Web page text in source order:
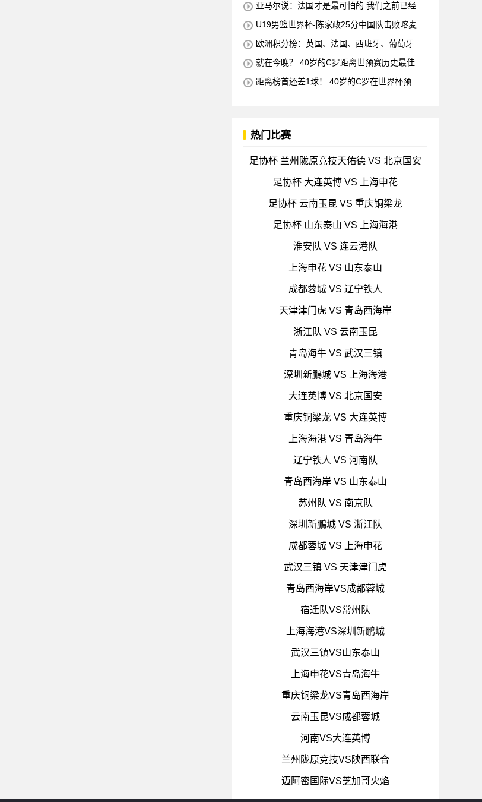
亚马尔说：法国才是最可怕的 我们之前已经消
U19男篮世界杯-陈家政25分中国队击败喀麦隆
欧洲积分榜：英国、法国、西班牙、葡萄牙状
就在今晚？ 40岁的C罗距离世预赛历史最佳射
录
距离榜首还差1球！ 40岁的C罗在世界杯预赛
热门比赛
足协杯 兰州陇原竞技天佑德 VS 北京国安
足协杯 大连英博 VS 上海申花
足协杯 云南玉昆 VS 重庆铜梁龙
足协杯 山东泰山 VS 上海海港
淮安队 VS 连云港队
上海申花 VS 山东泰山
成都蓉城 VS 辽宁铁人
天津津门虎 VS 青岛西海岸
浙江队 VS 云南玉昆
青岛海牛 VS 武汉三镇
深圳新鵬城 VS 上海海港
大连英博 VS 北京国安
重庆铜梁龙 VS 大连英博
上海海港 VS 青岛海牛
辽宁铁人 VS 河南队
青岛西海岸 VS 山东泰山
苏州队 VS 南京队
深圳新鵬城 VS 浙江队
成都蓉城 VS 上海申花
武汉三镇 VS 天津津门虎
青岛西海岸VS成都蓉城
宿迁队VS常州队
上海海港VS深圳新鹏城
武汉三镇VS山东泰山
上海申花VS青岛海牛
重庆铜梁龙VS青岛西海岸
云南玉昆VS成都蓉城
河南VS大连英博
兰州陇原竞技VS陕西联合
迈阿密国际VS芝加哥火焰